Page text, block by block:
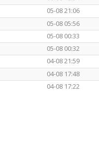
05-08 21:06
05-08 05:56
05-08 00:33
05-08 00:32
04-08 21:59
04-08 17:48
04-08 17:22